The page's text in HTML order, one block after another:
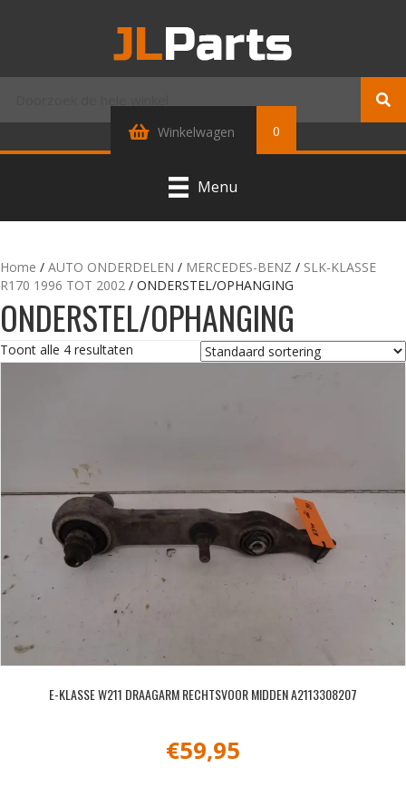
Winkelwagen 0
Menu
Home / AUTO ONDERDELEN / MERCEDES-BENZ / SLK-KLASSE
R170 1996 TOT 2002 / ONDERSTEL/OPHANGING
ONDERSTEL/OPHANGING
Toont alle 4 resultaten
E-KLASSE W211 DRAAGARM RECHTSVOOR MIDDEN A2113308207
€59,95